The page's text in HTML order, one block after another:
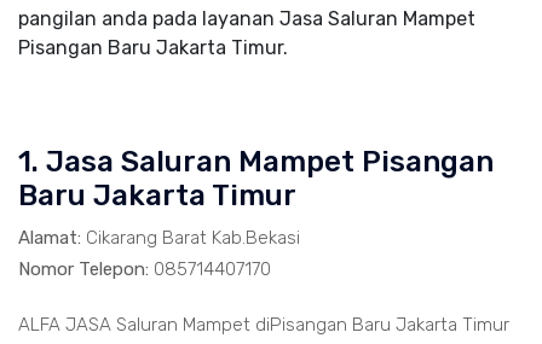
pangilan anda pada layanan Jasa Saluran Mampet
Pisangan Baru Jakarta Timur.
1. Jasa Saluran Mampet Pisangan
Baru Jakarta Timur
Alamat: Cikarang Barat Kab.Bekasi
Nomor Telepon: 085714407170
ALFA JASA Saluran Mampet diPisangan Baru Jakarta Timur